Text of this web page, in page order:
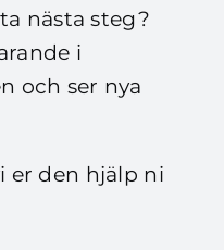
nästa steg?
i
och ser nya
er den hjälp ni